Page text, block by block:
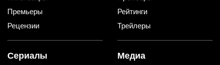
Премьеры
Рецензии
Рейтинги
Трейлеры
Сериалы Медиа